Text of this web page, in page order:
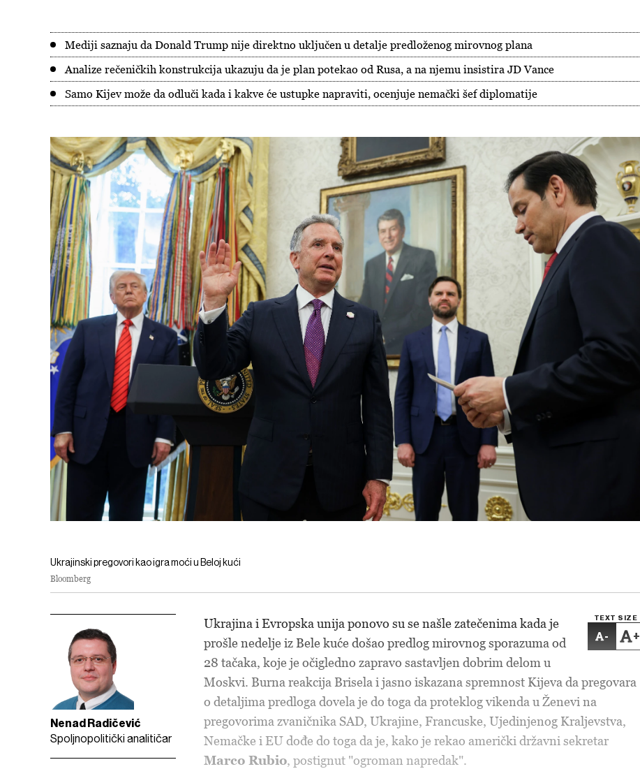
Mediji saznaju da Donald Trump nije direktno uključen u detalje predloženog mirovnog plana
Analize rečeničkih konstrukcija ukazuju da je plan potekao od Rusa, a na njemu insistira JD Vance
Samo Kijev može da odluči kada i kakve će ustupke napraviti, ocenjuje nemački šef diplomatije
Ukrajinski pregovori kao igra moći u Beloj kući
Bloomberg
Nenad Radičević
Spoljnopolitički analitičar
TEXT SIZE
- +
Ukrajina i Evropska unija ponovo su se našle zatečenima kada je
prošle nedelje iz Bele kuće došao predlog mirovnog sporazuma od
28 tačaka, koje je očigledno zapravo sastavljen dobrim delom u
Moskvi. Burna reakcija Brisela i jasno iskazana spremnost Kijeva da pregovara
o detaljima predloga dovela je do toga da proteklog vikenda u Ženevi na
pregovorima zvaničnika SAD, Ukrajine, Francuske, Ujedinjenog Kraljevstva,
Nemačke i EU dođe do toga da je, kako je rekao američki državni sekretar
Marco Rubio, postignut "ogroman napredak".